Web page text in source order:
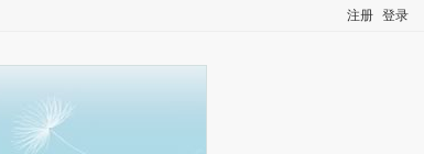
注册 登录